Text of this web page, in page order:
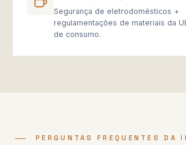
Segurança de eletrodomésticos +
regulamentações de materiais da
de consumo.
PERGUNTAS FREQUENTES DA